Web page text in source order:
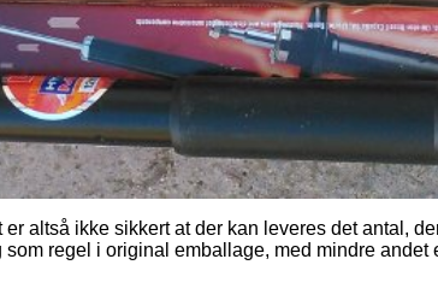
altså ikke sikkert at der kan leveres det antal,
regel i original emballage, med mindre